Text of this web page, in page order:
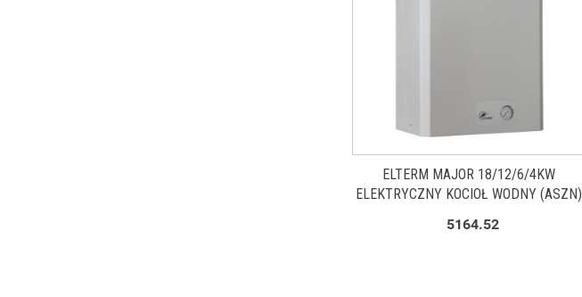
ELTERM MAJOR 18/12/6/4KW
ELEKTRYCZNY KOCIOŁ WODNY (ASZN)
5164.52